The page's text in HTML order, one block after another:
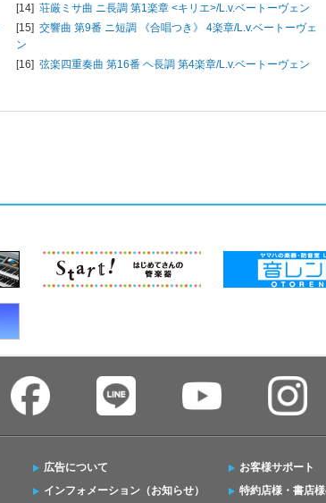
[14] 荘厳ミサ曲 ニ長調 第1楽章 <キリエ>/L.v.ベートーヴェン
[15] 交響曲 第9番 ニ短調 《合唱つき》 4楽章/L.v.ベートーヴェ
ン
[16] 弦楽四重奏曲 第16番 ヘ長調 第4楽章/L.v.ベートーヴェン
広告について
インフォメーション（お知らせ）
お客様サポート
特約店様・書店